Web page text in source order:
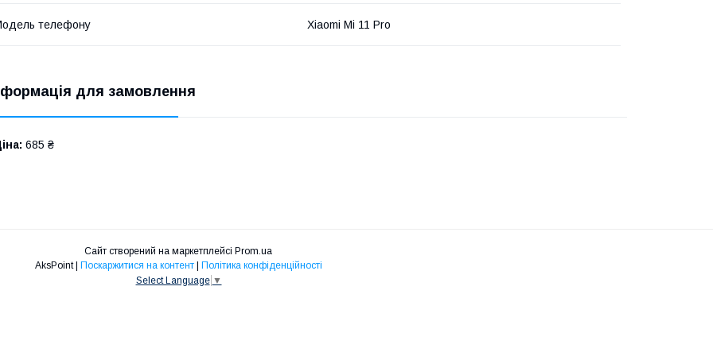
телефону Xiaomi Mi 11 Pro
для замовлення
685 ₴
Сайт створений на маркетплейсі Prom.ua
AksPoint | Поскаржитися на контент | Політика конфіденційності
Select Language ▼